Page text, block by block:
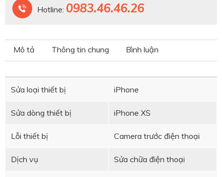
Hotline: 0983.46.46.26
Mô tả Thông tin chung Bình luận
Sửa loại thiết bị iPhone
Sửa dòng thiết bị iPhone XS
Lỗi thiết bị Camera trước điện thoại
Dịch vụ Sửa chữa điện thoại